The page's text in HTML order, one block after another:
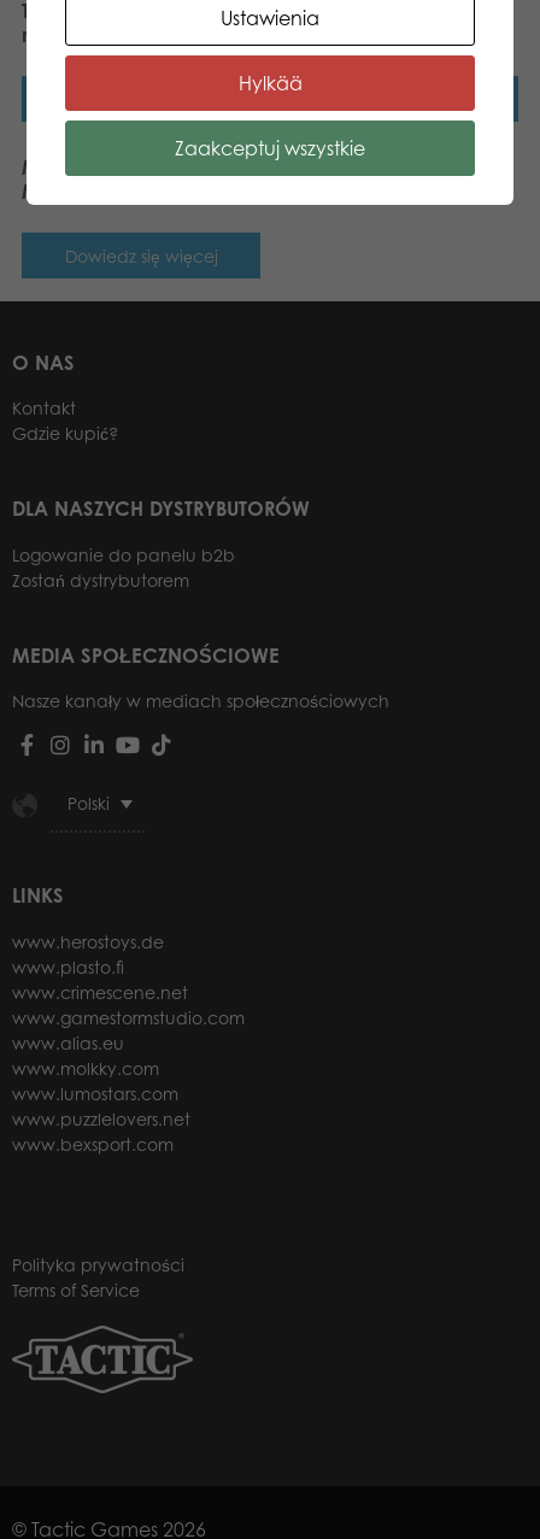
Tactic Trix Mix Sztuczek z
naparstkami
Mölkky® notes na wyniki
Mölkkaari do gry
Mölkky®
Dowiedz się więcej
O NAS
Kontakt
Gdzie kupić?
DLA NASZYCH DYSTRYBUTORÓW
Logowanie do panelu b2b
Zostań dystrybutorem
MEDIA SPOŁECZNOŚCIOWE
Nasze kanały w mediach społecznościowych
Polski
LINKS
www.herostoys.de
www.plasto.fi
www.crimescene.net
www.gamestormstudio.com
www.alias.eu
www.molkky.com
www.lumostars.com
www.puzzlelovers.net
www.bexsport.com
Polityka prywatności
Terms of Service
© Tactic Games 2026
Ustawienia
Hylkää
Zaakceptuj wszystkie